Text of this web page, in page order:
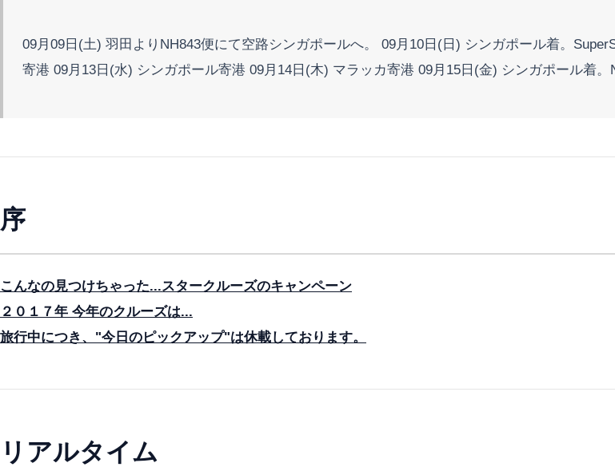
09月09日(土) 羽田よりNH843便にて空路シンガポールへ。 09月10日(日) シンガポール着。
寄港 09月13日(水) シンガポール寄港 09月14日(木) マラッカ寄港 09月15日(金) シンガポール着。
序
こんなの見つけちゃった...スタークルーズのキャンペーン
２０１７年 今年のクルーズは...
旅行中につき、"今日のピックアップ"は休載しております。
リアルタイム